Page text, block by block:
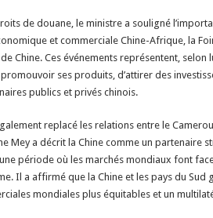
de douane, le ministre a souligné
et commerciale Chine-Afrique, la
Chine. Ces événements représentent,
ses produits, d’attirer des
publics et privés chinois.
replacé les relations entre le
Mey a décrit la Chine comme un partenaire
période où les marchés mondiaux font
Il a affirmé que la Chine et les pays du
mondiales plus équitables et un